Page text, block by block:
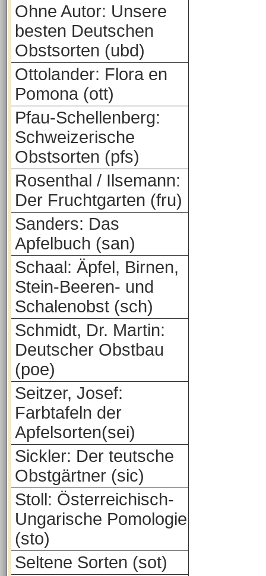
Ohne Autor: Unsere
besten Deutschen
Obstsorten (ubd)
Ottolander: Flora en
Pomona (ott)
Pfau-Schellenberg:
Schweizerische
Obstsorten (pfs)
Rosenthal / Ilsemann:
Der Fruchtgarten (fru)
Sanders: Das
Apfelbuch (san)
Schaal: Äpfel, Birnen,
Stein-Beeren- und
Schalenobst (sch)
Schmidt, Dr. Martin:
Deutscher Obstbau
(poe)
Seitzer, Josef:
Farbtafeln der
Apfelsorten(sei)
Sickler: Der teutsche
Obstgärtner (sic)
Stoll: Österreichisch-
Ungarische Pomologie
(sto)
Seltene Sorten (sot)